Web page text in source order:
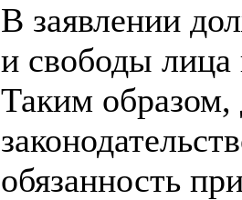
В заявлении
и свободы
Таким
обязанность